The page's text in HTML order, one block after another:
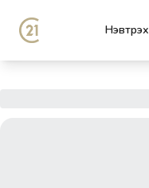
Нэвтрэх